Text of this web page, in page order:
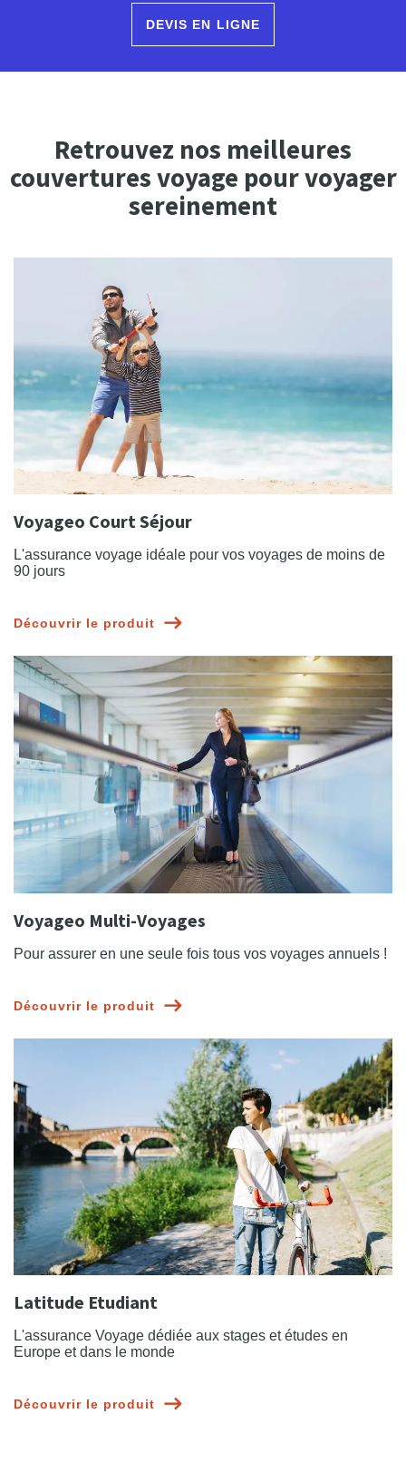
DEVIS EN LIGNE
Retrouvez nos meilleures
couvertures voyage pour voyager
sereinement
Voyageo Court Séjour
L'assurance voyage idéale pour vos voyages de moins de
90 jours
Découvrir le produit
Voyageo Multi-Voyages
Pour assurer en une seule fois tous vos voyages annuels !
Découvrir le produit
Latitude Etudiant
L'assurance Voyage dédiée aux stages et études en
Europe et dans le monde
Découvrir le produit